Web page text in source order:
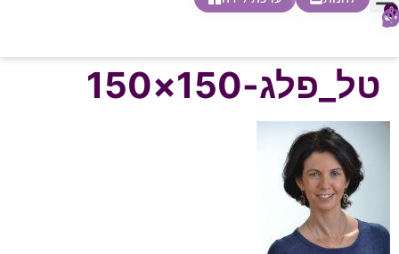
0
טל_פלג-150×150